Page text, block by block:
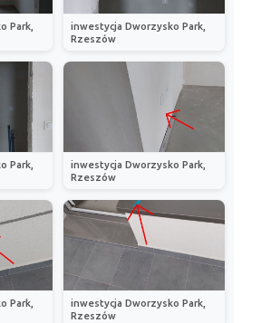
Park,
inwestycja Dworzysko Park,
Rzeszów
Park,
inwestycja Dworzysko Park,
Rzeszów
Park,
inwestycja Dworzysko Park,
Rzeszów